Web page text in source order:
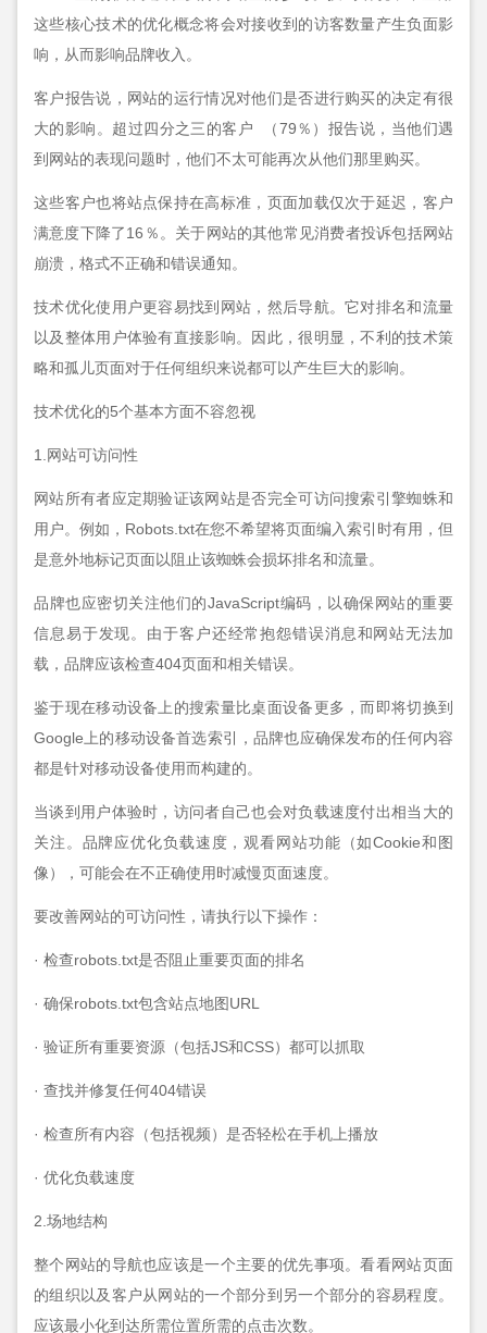
这些核心技术的优化概念将会对接收到的访客数量产生负面影
响，从而影响品牌收入。
客户报告说，网站的运行情况对他们是否进行购买的决定有很
大的影响。超过四分之三的客户 （79％）报告说，当他们遇
到网站的表现问题时，他们不太可能再次从他们那里购买。
这些客户也将站点保持在高标准，页面加载仅次于延迟，客户
满意度下降了16％。关于网站的其他常见消费者投诉包括网站
崩溃，格式不正确和错误通知。
技术优化使用户更容易找到网站，然后导航。它对排名和流量
以及整体用户体验有直接影响。因此，很明显，不利的技术策
略和孤儿页面对于任何组织来说都可以产生巨大的影响。
技术优化的5个基本方面不容忽视
1.网站可访问性
网站所有者应定期验证该网站是否完全可访问搜索引擎蜘蛛和
用户。例如，Robots.txt在您不希望将页面编入索引时有用，但
是意外地标记页面以阻止该蜘蛛会损坏排名和流量。
品牌也应密切关注他们的JavaScript编码，以确保网站的重要
信息易于发现。由于客户还经常抱怨错误消息和网站无法加
载，品牌应该检查404页面和相关错误。
鉴于现在移动设备上的搜索量比桌面设备更多，而即将切换到
Google上的移动设备首选索引，品牌也应确保发布的任何内容
都是针对移动设备使用而构建的。
当谈到用户体验时，访问者自己也会对负载速度付出相当大的
关注。品牌应优化负载速度，观看网站功能（如Cookie和图
像），可能会在不正确使用时减慢页面速度。
要改善网站的可访问性，请执行以下操作：
· 检查robots.txt是否阻止重要页面的排名
· 确保robots.txt包含站点地图URL
· 验证所有重要资源（包括JS和CSS）都可以抓取
· 查找并修复任何404错误
· 检查所有内容（包括视频）是否轻松在手机上播放
· 优化负载速度
2.场地结构
整个网站的导航也应该是一个主要的优先事项。看看网站页面
的组织以及客户从网站的一个部分到另一个部分的容易程度。
应该最小化到达所需位置所需的点击次数。